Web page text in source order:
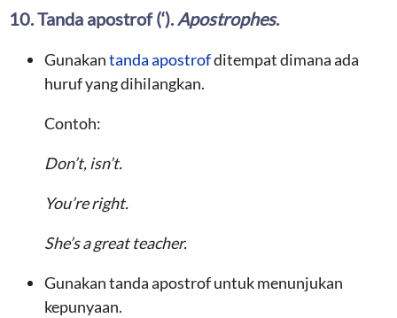
10. Tanda apostrof (‘).Apostrophes.
Gunakantanda apostrofditempat dimana ada
huruf yang dihilangkan.
Contoh:
Don’t, isn’t.
You’re right.
She’s a great teacher.
Gunakan tanda apostrof untuk menunjukan
kepunyaan.